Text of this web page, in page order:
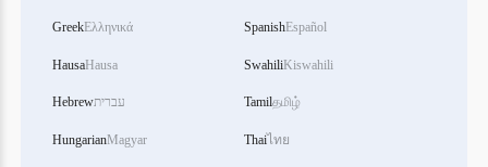
GreekΕλληνικά
HausaHausa
Hebrewעברית
HungarianMagyar
SpanishEspañol
SwahiliKiswahili
Tamilதமிழ்
Thaiไทย